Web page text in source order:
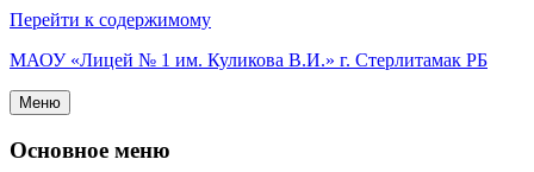
Перейти к содержимому
МАОУ «Лицей № 1 им. Куликова В.И.» г. Стерлитамак РБ
Меню
Основное меню